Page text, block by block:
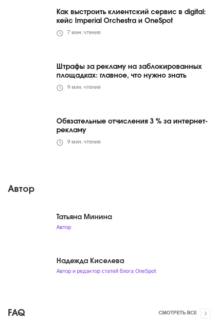
Как выстроить клиентский сервис в digital:
кейс Imperial Orchestra и OneSpot
7 мин. чтения
Штрафы за рекламу на заблокированных
площадках: главное, что нужно знать
9 мин. чтения
Обязательные отчисления 3 % за интернет-
рекламу
9 мин. чтения
Автор
Татьяна Минина
Автор
Надежда Киселева
Автор и редактор статей блога OneSpot
FAQ СМОТРЕТЬ ВСЕ